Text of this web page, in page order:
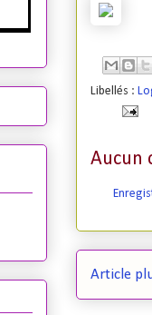
Libellés :
Aucun
Article